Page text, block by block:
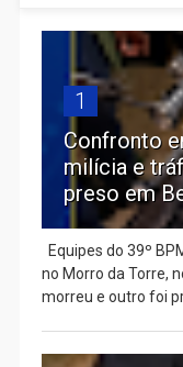
1
Confronto
milícia e
preso em
Equipes do 39º
no Morro da Torre,
morreu e outro foi